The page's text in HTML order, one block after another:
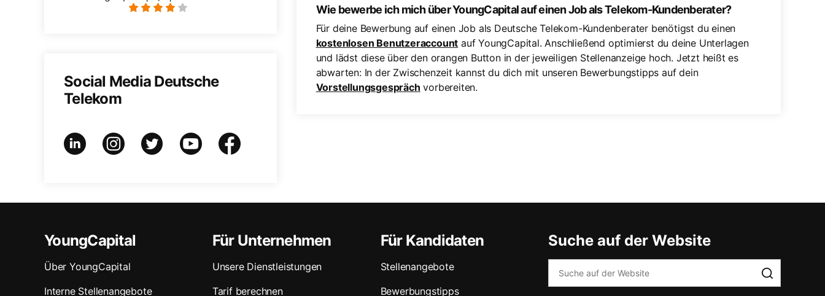
Social Media Deutsche
Telekom
Wie bewerbe ich mich über YoungCapital auf einen Job als Telekom-Kundenberater?
Für deine Bewerbung auf einen Job als Deutsche Telekom-Kundenberater benötigst du einen
kostenlosen Benutzeraccount auf YoungCapital. Anschließend optimierst du deine Unterlagen
und lädst diese über den orangen Button in der jeweiligen Stellenanzeige hoch. Jetzt heißt es
abwarten: In der Zwischenzeit kannst du dich mit unseren Bewerbungstipps auf dein
Vorstellungsgespräch vorbereiten.
YoungCapital
Über YoungCapital
Interne Stellenangebote
Für Unternehmen
Unsere Dienstleistungen
Tarif berechnen
Für Kandidaten
Stellenangebote
Bewerbungstipps
Suche auf der Website